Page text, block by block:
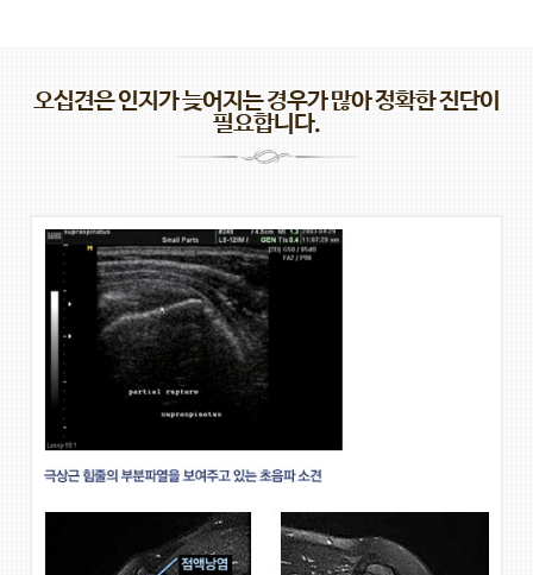
오십견은 인지가 늦어지는 경우가 많아 정확한 진단이
필요합니다.